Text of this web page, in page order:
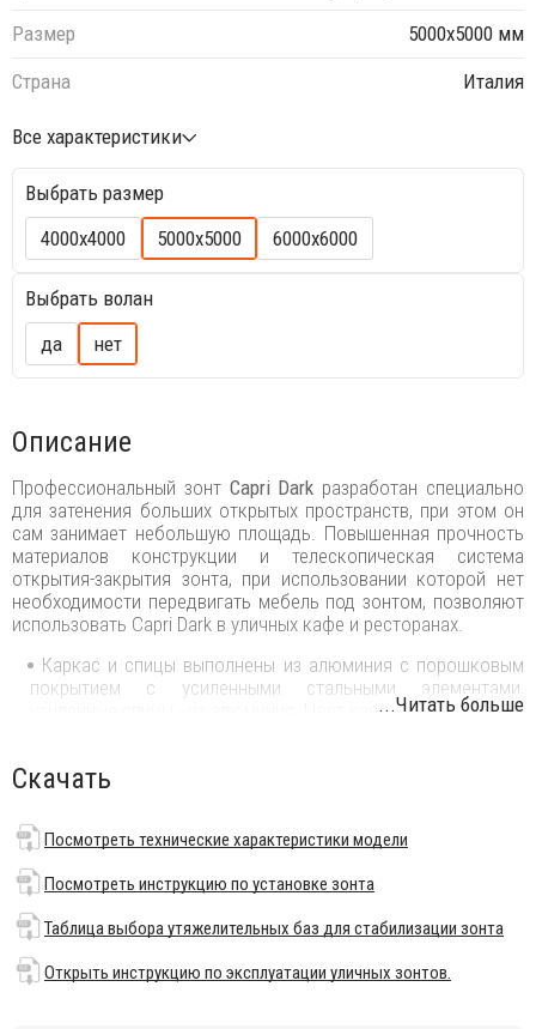
Размер
5000х5000 мм
Страна
Италия
Все характеристики
Выбрать размер
4000х4000
5000х5000 6000х6000
Выбрать волан
да
нет
Описание
Профессиональный зонт Capri Dark разработан специально
для затенения больших открытых пространств, при этом он
сам занимает небольшую площадь. Повышенная прочность
материалов конструкции и телескопическая система
открытия-закрытия зонта, при использовании которой нет
необходимости передвигать мебель под зонтом, позволяют
использовать Capri Dark в уличных кафе и ресторанах.
Каркас и спицы выполнены из алюминия с порошковым
покрытием с усиленными стальными элементами,
усиленные спицы - из алюминия. Цвет каркаса - антрацит.
Варианты цвета:
бордовый (T3), серо-коричневый (T6), белый (T7),
сайте указана для зонта с куполом в цвете слоновая
кость (A1
По запросудоступно выполнение купола из акрила
Special Collection класса A и B (минимальный заказ 5 шт.).
Технические характеристики зонта:
...Читать больше
Скачать
Посмотреть технические характеристики модели
Посмотреть инструкцию по установке зонта
Таблица выбора утяжелительных баз для стабилизации зонта
Открыть инструкцию по эксплуатации уличных зонтов.